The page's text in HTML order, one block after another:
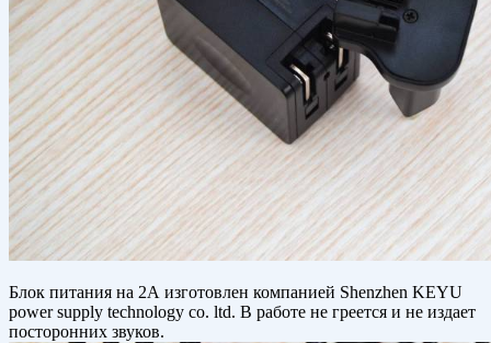
Блок питания на 2А изготовлен компанией Shenzhen KEYU
power supply technology co. ltd. В работе не греется и не издает
посторонних звуков.